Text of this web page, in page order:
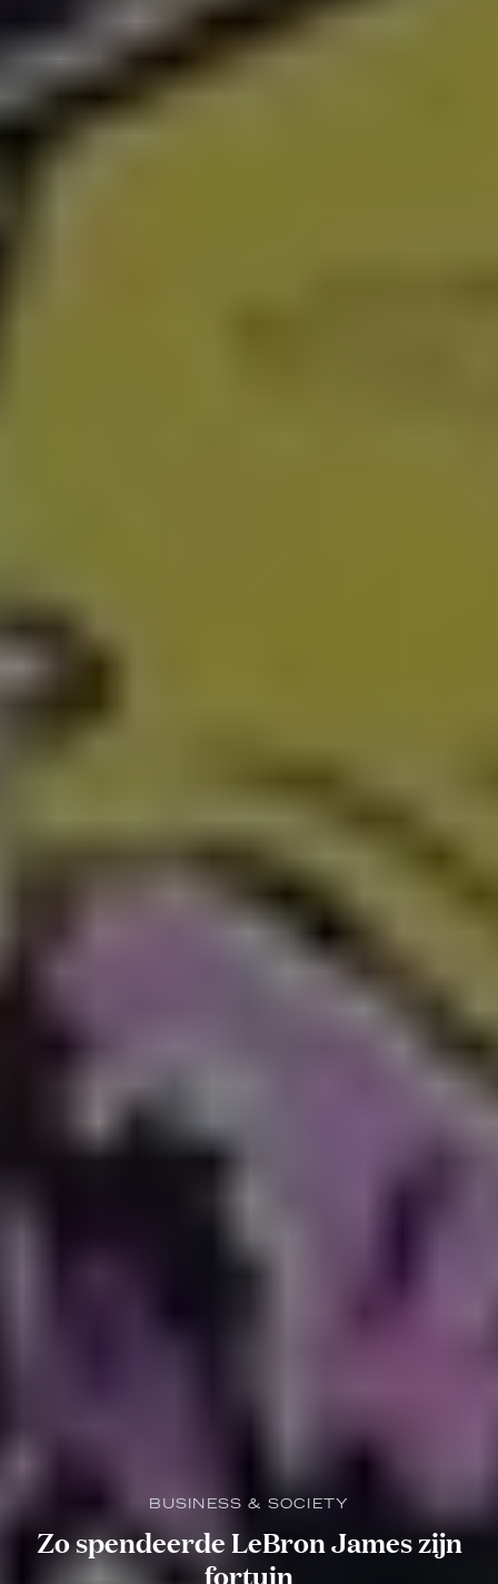
BUSINESS & SOCIETY
Zo spendeerde LeBron James zijn
fortuin